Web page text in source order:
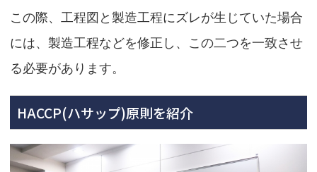
この際、工程図と製造工程にズレが生じていた場合
には、製造工程などを修正し、この二つを一致させ
る必要があります。
HACCP(ハサップ)原則を紹介